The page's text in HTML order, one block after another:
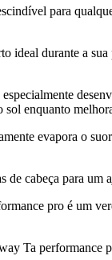
para
ideal durante a
enquanto
evapora o
de cabeça para
pro é um
Ta